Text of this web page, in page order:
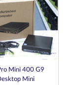
Mini 400 G9
Mini